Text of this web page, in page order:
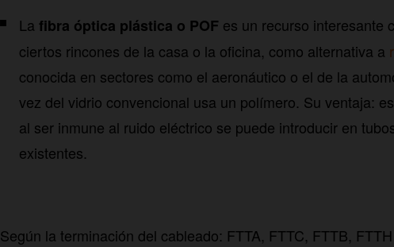
La fibra óptica plástica o POF es un recurso interesante
ciertos rincones de la casa o la oficina, como alternativa a
conocida en sectores como el aeronáutico o el de la
vez del vidrio convencional usa un polímero. Su ventaja:
al ser inmune al ruido eléctrico se puede introducir en
existentes.
Según la terminación del cableado: FTTA, FTTC, FTTB,